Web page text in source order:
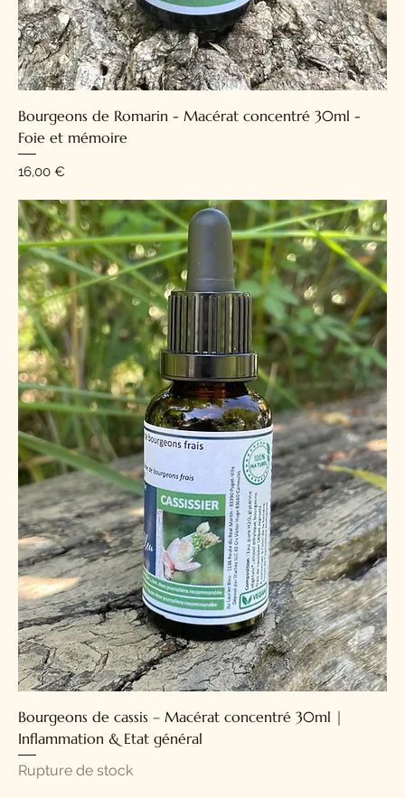
Bourgeons de Romarin - Macérat concentré 30ml -
Foie et mémoire
Prix
16,00 €
Bourgeons de cassis – Macérat concentré 30ml |
Inflammation & Etat général
Rupture de stock